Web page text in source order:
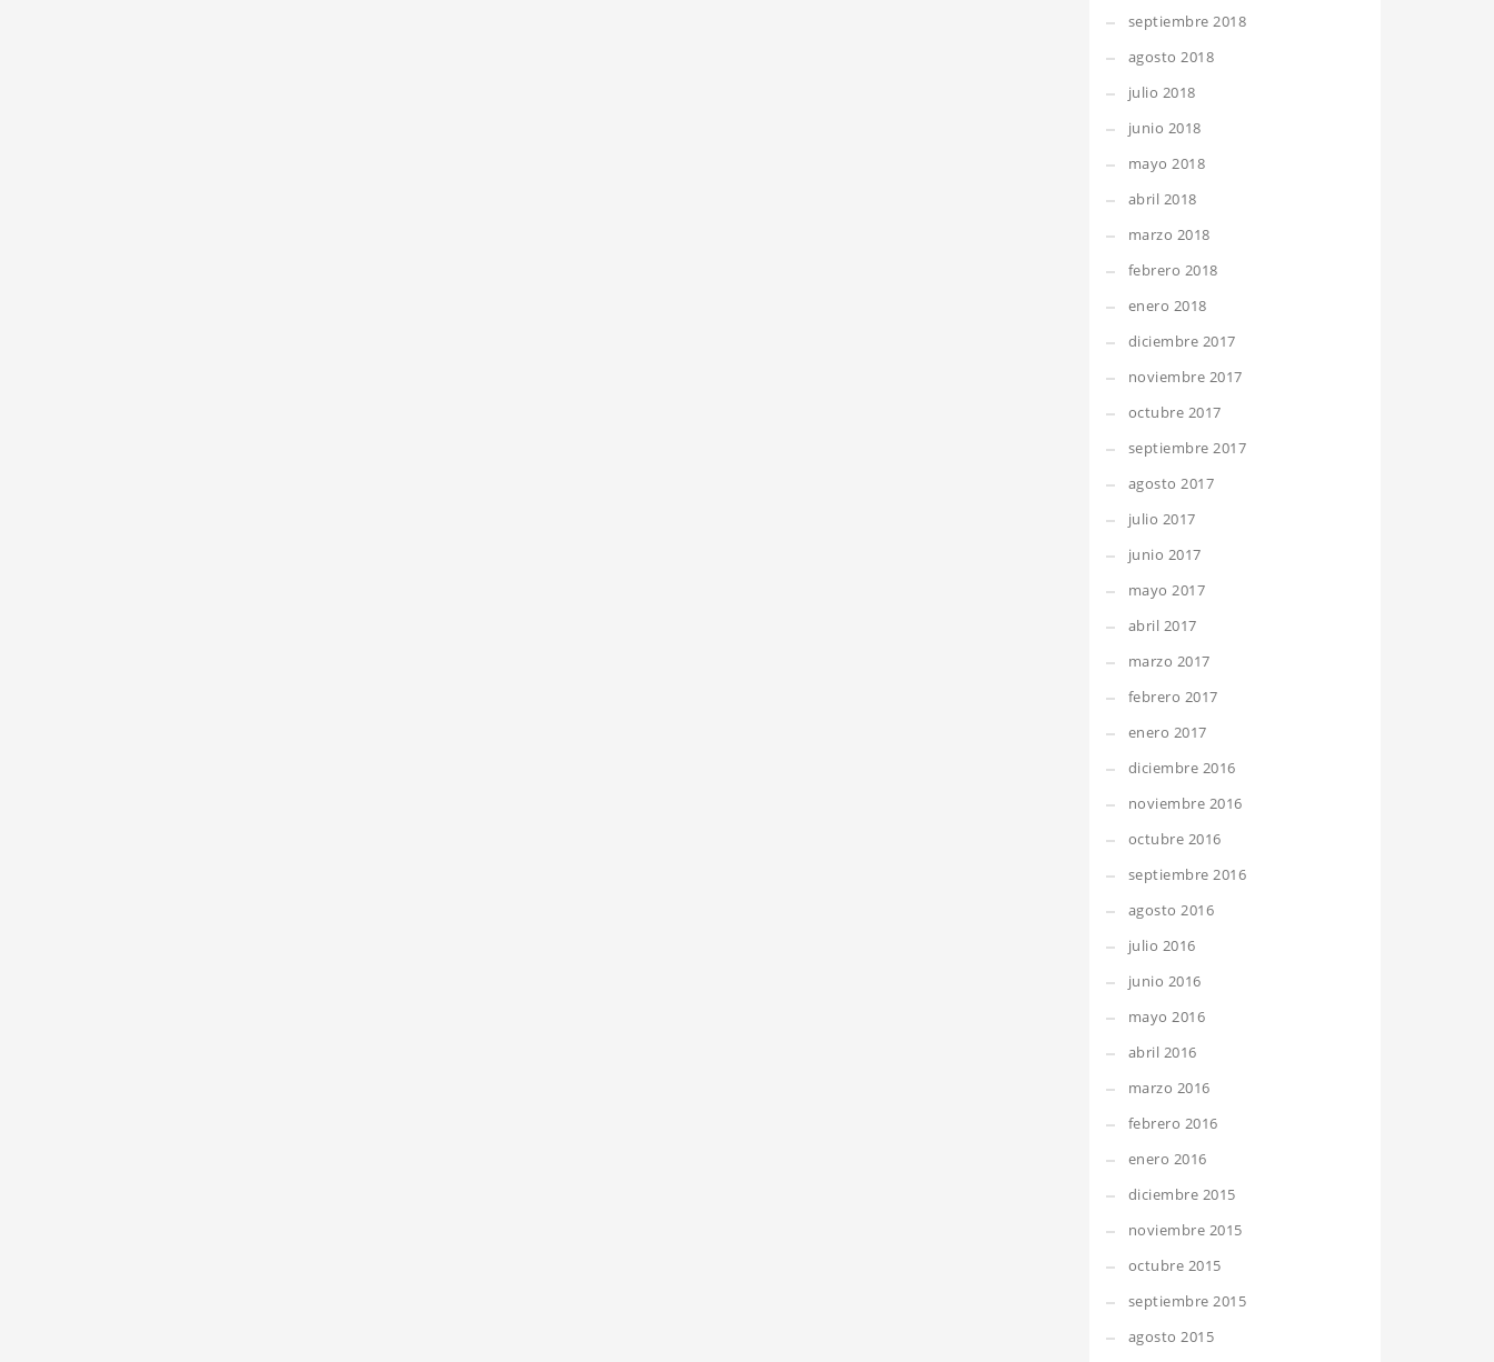
septiembre 2018
agosto 2018
julio 2018
junio 2018
mayo 2018
abril 2018
marzo 2018
febrero 2018
enero 2018
diciembre 2017
noviembre 2017
octubre 2017
septiembre 2017
agosto 2017
julio 2017
junio 2017
mayo 2017
abril 2017
marzo 2017
febrero 2017
enero 2017
diciembre 2016
noviembre 2016
octubre 2016
septiembre 2016
agosto 2016
julio 2016
junio 2016
mayo 2016
abril 2016
marzo 2016
febrero 2016
enero 2016
diciembre 2015
noviembre 2015
octubre 2015
septiembre 2015
agosto 2015